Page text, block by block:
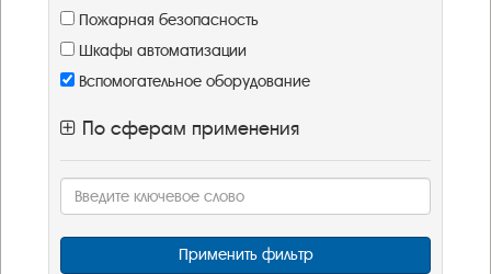
Пожарная безопасность
Шкафы автоматизации
Вспомогательное оборудование
По сферам применения
Применить фильтр